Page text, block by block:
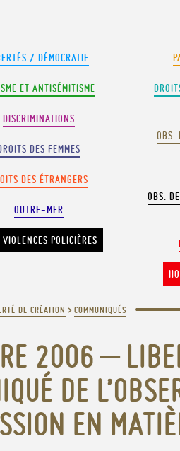
/ DÉMOCRATIE
ET ANTISÉMITISME
DISCRIMINATIONS
DES FEMMES
DES ÉTRANGERS
OUTRE-MER
VIOLENCES POLICIÈRES
OBS.
OBS.
DE CRÉATION >COMMUNIQUÉS
2006 –
DE
EN